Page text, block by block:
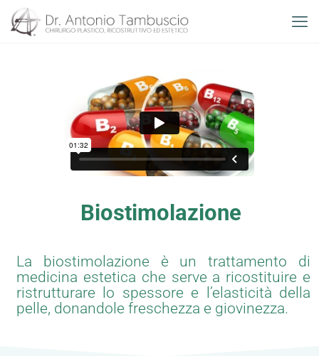
Biostimolazione
La biostimolazione è un trattamento di
medicina estetica che serve a ricostituire e
ristrutturare lo spessore e l’elasticità della
pelle, donandole freschezza e giovinezza.